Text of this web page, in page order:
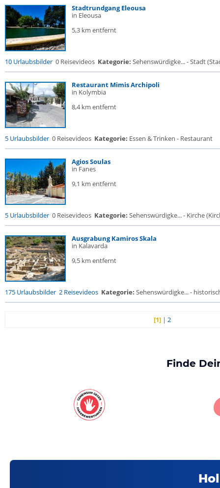
Stadtrundgang Eleousa
in Eleousa
5,3 km entfernt
10 Urlaubsbilder 0 Reisevideos Kategorie: Sehenswürdigke... - Stadt
Restaurant Mimis Archipoli
in Kolymbia
8,4 km entfernt
5 Urlaubsbilder 0 Reisevideos Kategorie: Essen & Trinken - Restaurant
Agios Soulas
in Fanes
9,1 km entfernt
5 Urlaubsbilder 0 Reisevideos Kategorie: Sehenswürdigke... - Kirche
Ausgrabung Kamiros Skala
in Kalavarda
9,5 km entfernt
175 Urlaubsbilder 2 Reisevideos Kategorie: Sehenswürdigke... -
[1] |2
Finde